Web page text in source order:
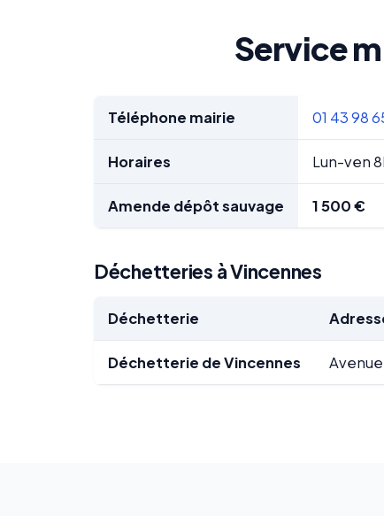
Service
Téléphone mairie 01 43 98
Horaires Lun-ven
Amende dépôt sauvage 1 500 €
Déchetteries à Vincennes
Déchetterie
Déchetterie de Vincennes